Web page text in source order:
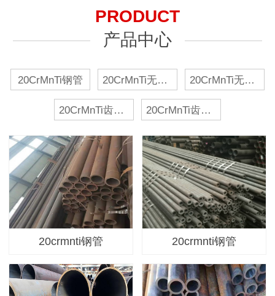
PRODUCT
产品中心
20CrMnTi钢管 20CrMnTi无缝管 20CrMnTi无缝钢管
20CrMnTi齿轮钢管 20CrMnTi齿轮无缝管
20crmnti钢管 20crmnti钢管